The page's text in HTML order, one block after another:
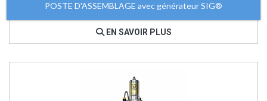
POSTE D'ASSEMBLAGE avec générateur SIG®
EN SAVOIR PLUS